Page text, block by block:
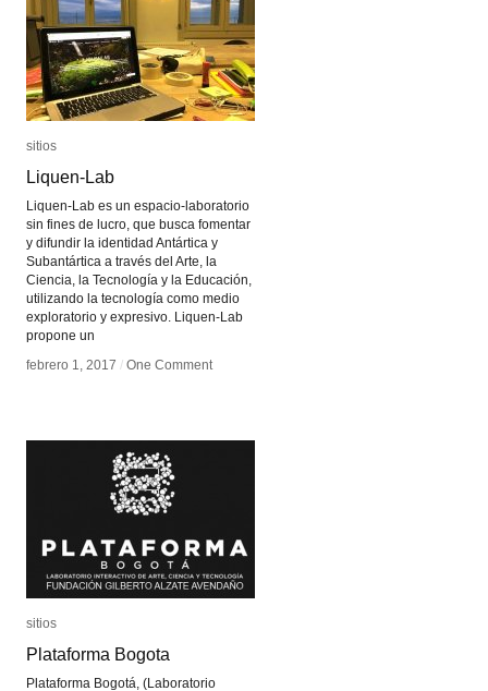
sitios
Liquen-Lab
Liquen-Lab es un espacio-laboratorio
sin fines de lucro, que busca fomentar
y difundir la identidad Antártica y
Subantártica a través del Arte, la
Ciencia, la Tecnología y la Educación,
utilizando la tecnología como medio
exploratorio y expresivo. Liquen-Lab
propone un
febrero 1, 2017 / One Comment
sitios
Liquen-Lab
febrero 1, 2017 / One Comment
sitios
Plataforma Bogota
Plataforma Bogotá, (Laboratorio
sitios
Plataforma Bogota